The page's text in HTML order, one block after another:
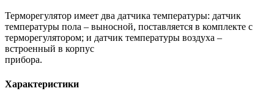
Терморегулятор имеет два датчика температуры: датчик
температуры пола – выносной, поставляется в комплекте с
терморегулятором; и датчик температуры воздуха –
встроенный в корпус
прибора.
Характеристики